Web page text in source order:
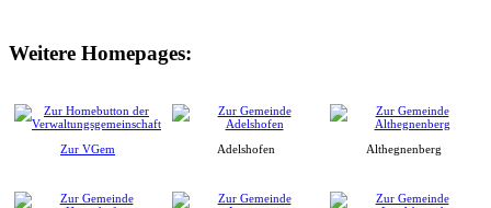
Weitere Homepages:
Zur VGem Adelshofen Althegnenberg